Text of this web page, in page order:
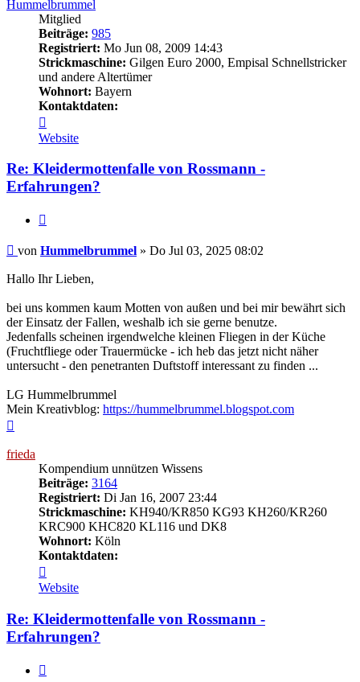
Hummelbrummel
Mitglied
Beiträge: 985
Registriert: Mo Jun 08, 2009 14:43
Strickmaschine: Gilgen Euro 2000, Empisal Schnellstricker
und andere Altertümer
Wohnort: Bayern
Kontaktdaten:
von
Hummelbrummel
Website
Re: Kleidermottenfalle von Rossmann -
Erfahrungen?
Beitrag
von Hummelbrummel » Do Jul 03, 2025 08:02
Hallo Ihr Lieben,
bei uns kommen kaum Motten von außen und bei mir bewährt sich
der Einsatz der Fallen, weshalb ich sie gerne benutze.
Jedenfalls scheinen irgendwelche kleinen Fliegen in der Küche
(Fruchtfliege oder Trauermücke - ich heb das jetzt nicht näher
untersucht - den penetranten Duftstoff interessant zu finden ...
LG Hummelbrummel
Mein Kreativblog: https://hummelbrummel.blogspot.com
frieda
Kompendium unnützen Wissens
Beiträge: 3164
Registriert: Di Jan 16, 2007 23:44
Strickmaschine: KH940/KR850 KG93 KH260/KR260
KRC900 KHC820 KL116 und DK8
Wohnort: Köln
Kontaktdaten:
von
frieda
Website
Re: Kleidermottenfalle von Rossmann -
Erfahrungen?